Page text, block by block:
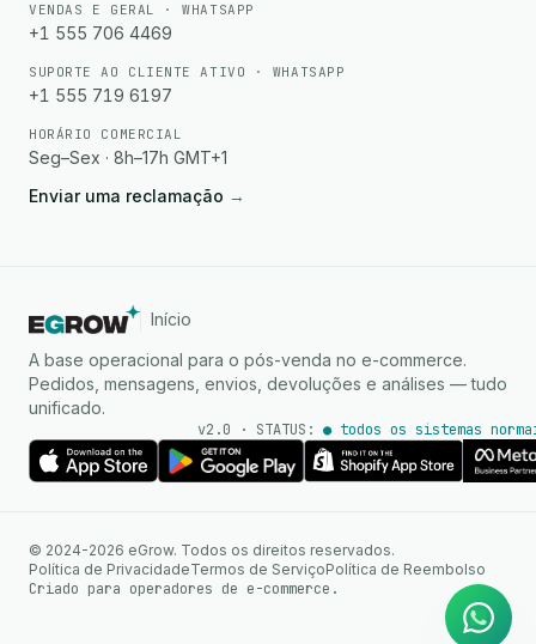
VENDAS E GERAL · WHATSAPP
+1 555 706 4469
SUPORTE AO CLIENTE ATIVO · WHATSAPP
+1 555 719 6197
HORÁRIO COMERCIAL
Seg–Sex · 8h–17h GMT+1
Enviar uma reclamação →
Início
A base operacional para o pós-venda no e-commerce.
Pedidos, mensagens, envios, devoluções e análises — tudo
unificado.
v2.0 · STATUS: ● todos os sistemas
© 2024-2026 eGrow. Todos os direitos reservados.
Política de PrivacidadeTermos de ServiçoPolítica de Reembolso
Criado para operadores de e-commerce.
WhatsApp